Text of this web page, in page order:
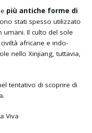
più antiche forme di
stati spesso utilizzato
umani. Il culto del sole
africane e indo-
nello Xinjiang, tuttavia,
tentativo di scoprire di
Viva